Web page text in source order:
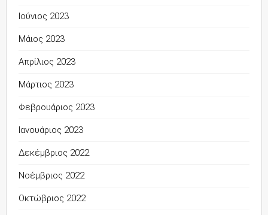
Ιούνιος 2023
Μάιος 2023
Απρίλιος 2023
Μάρτιος 2023
Φεβρουάριος 2023
Ιανουάριος 2023
Δεκέμβριος 2022
Νοέμβριος 2022
Οκτώβριος 2022